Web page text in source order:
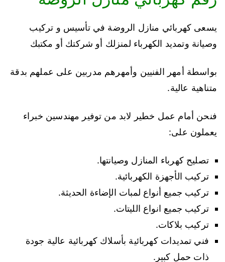
يسعى كهربائي منازل الروضة في تأسيس و تركيب
وصيانة وتمديد الكهرباء لمنزلك أو شركتك أو مكتبك
بواسطة أمهر الفنيين وأمهرهم مدربين على عملهم بدقة
متناهية عالية.
فنحن أمام عمل خطير لابد من توفير مهندسين خبراء
يعملون على:
تصليح كهرباء المنازل وصيانتها.
تركيب الأجهزة الكهربائية.
تركيب جميع أنواع لمبات الإضاءة الحديثة.
تركيب جميع انواع الليتات.
تركيب بلاكات.
فني تمديدات كهربائية بأسلاك كهربائية عالية جودة
ذات حمل كبير.